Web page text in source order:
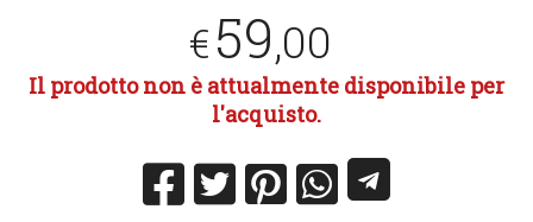
€59,00
Il prodotto non è attualmente disponibile per
l'acquisto.